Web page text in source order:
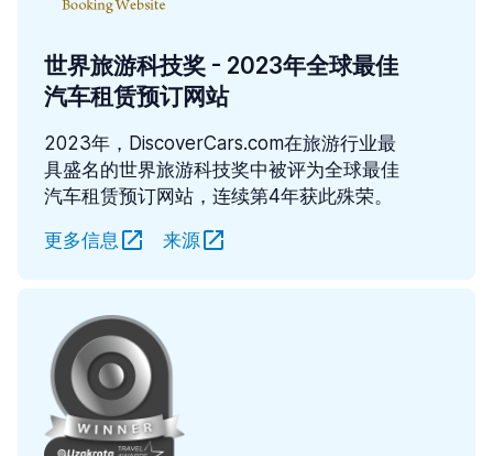
世界旅游科技奖 - 2023年全球最佳
汽车租赁预订网站
2023年，DiscoverCars.com在旅游行业最
具盛名的世界旅游科技奖中被评为全球最佳
汽车租赁预订网站，连续第4年获此殊荣。
更多信息
来源